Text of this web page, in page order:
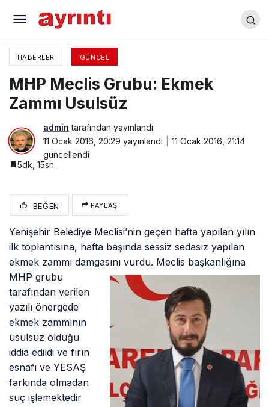
HABERLER GÜNCEL
MHP Meclis Grubu: Ekmek
Zammı Usulsüz
admin tarafından yayınlandı
11 Ocak 2016, 20:29 yayınlandı
11 Ocak 2016, 21:14
güncellendi
5dk, 15sn
BEĞEN PAYLAŞ
Yenişehir Belediye Meclisi’nin geçen hafta yapılan yılın
ilk toplantısına, hafta başında sessiz sedasız yapılan
ekmek zammı damgasınıvurdu. Meclis başkanlığına
MHP grubu
tarafından verilen
yazılı önergede
ekmek zammının
usulsüz olduğu
iddia edildi ve fırın
esnafı ve YESAŞ
farkında olmadan
suç işlemektedir
Laboratuvar Hizmetleri Alanı Açıldı